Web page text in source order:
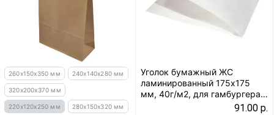
260х150х350 мм 240х140х280 мм
320х200х370 мм
220х120х250 мм 280х150х320 мм
Уголок бумажный ЖС
ламинированный 175х175
мм, 40г/м2, для гамбургера,
91.00 р.